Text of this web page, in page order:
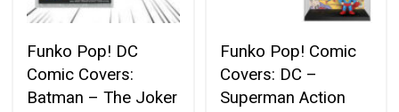
Funko Pop! DC
Comic Covers:
Batman – The Joker
Funko Pop! Comic
Covers: DC –
Superman Action